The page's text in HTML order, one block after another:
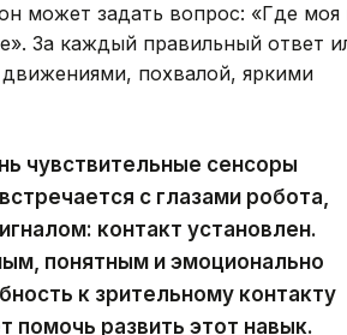
может задать вопрос: «Где моя
За каждый правильный ответ
похвалой, яркими
чувствительные сенсоры
с глазами робота,
контакт установлен.
понятным и эмоционально
к зрительному контакту
помочь развить этот навык.